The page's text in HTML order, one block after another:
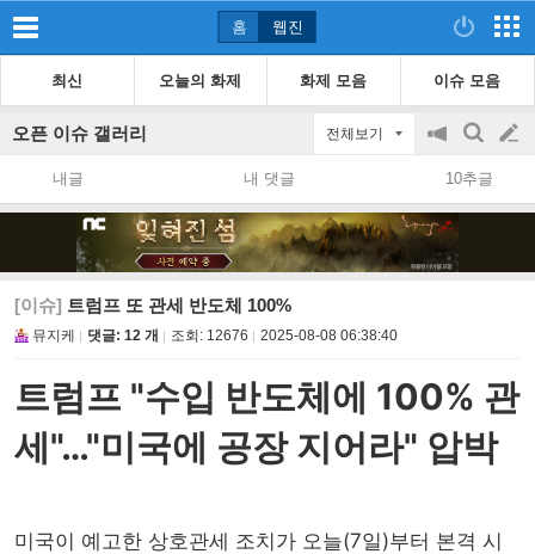
홈 웹진
최신 오늘의 화제 화제 모음 이슈 모음
오픈 이슈 갤러리 전체보기
공
지
on/off
검
색
글
쓰
내글 내 댓글 10추글
[이슈] 트럼프 또 관세 반도체 100%
뮤지케 댓글: 12 개 조회: 12676 2025-08-08 06:38:40
트럼프 "수입 반도체에 100% 관
세"…"미국에 공장 지어라" 압박
미국이 예고한 상호관세 조치가 오늘(7일)부터 본격 시